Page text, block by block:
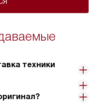
техники